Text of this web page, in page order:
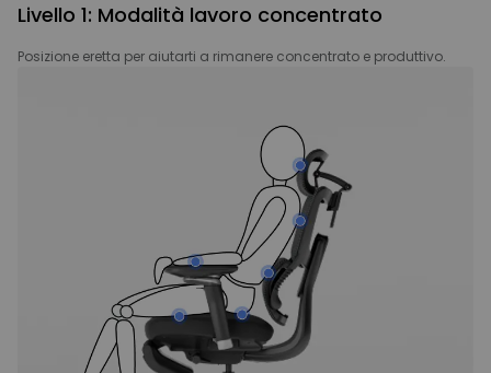
Livello 1: Modalità lavoro concentrato
Posizione eretta per aiutarti a rimanere concentrato e produttivo.